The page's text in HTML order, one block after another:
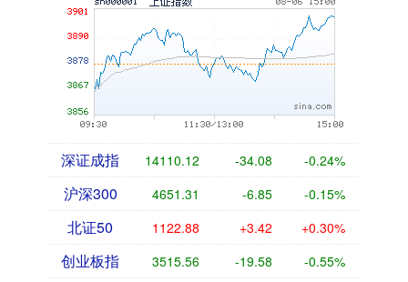
深证成指 14110.12 -34.08 -0.24%
沪深300 4651.31 -6.85 -0.15%
北证50 1122.88 +3.42 +0.30%
创业板指 3515.56 -19.58 -0.55%